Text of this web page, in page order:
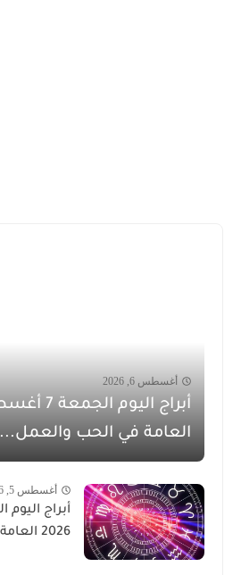
أغسطس 6, 2026
العامة في الحب والعمل...
أغسطس 5, 2026
2026 العامة في الحب والعمل...